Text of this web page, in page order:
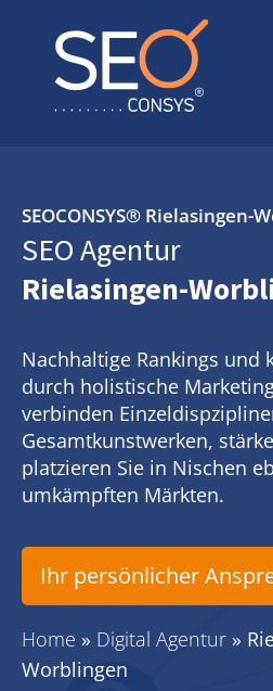
SEOCONSYS® Rielasingen-
SEO Agentur
Rielasingen-
Nachhaltige Rankings und
durch holistische
verbinden
Gesamtkunstwerken,
platzieren Sie in Nischen
umkämpften Märkten.
Ihr persönlicher
Home » Digital Agentur »
Worblingen